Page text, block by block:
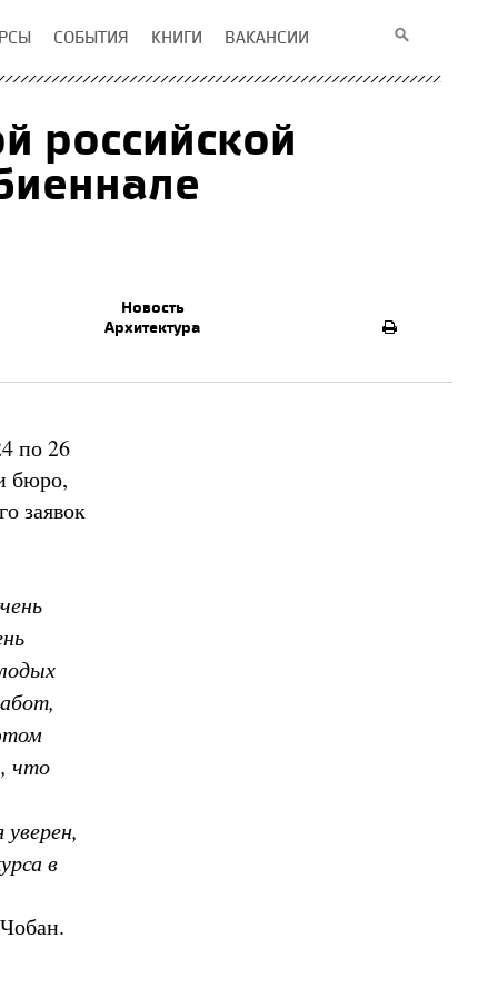
СОБЫТИЯ КНИГИ ВАКАНСИИ
российской
Новость
Архитектура
по 26
бюро,
заявок
что
в